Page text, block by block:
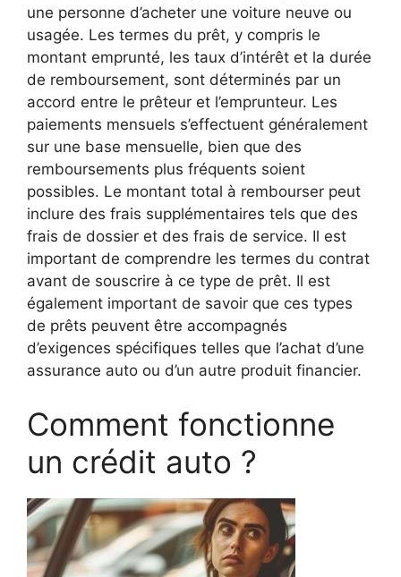
une personne d’acheter une voiture neuve ou
usagée. Les termes du prêt, y compris le
montant emprunté, les taux d’intérêt et la durée
de remboursement, sont déterminés par un
accord entre le prêteur et l’emprunteur. Les
paiements mensuels s’effectuent généralement
sur une base mensuelle, bien que des
remboursements plus fréquents soient
possibles. Le montant total à rembourser peut
inclure des frais supplémentaires tels que des
frais de dossier et des frais de service. Il est
important de comprendre les termes du contrat
avant de souscrire à ce type de prêt. Il est
également important de savoir que ces types
de prêts peuvent être accompagnés
d’exigences spécifiques telles que l’achat d’une
assurance auto ou d’un autre produit financier.
Comment fonctionne
un crédit auto ?